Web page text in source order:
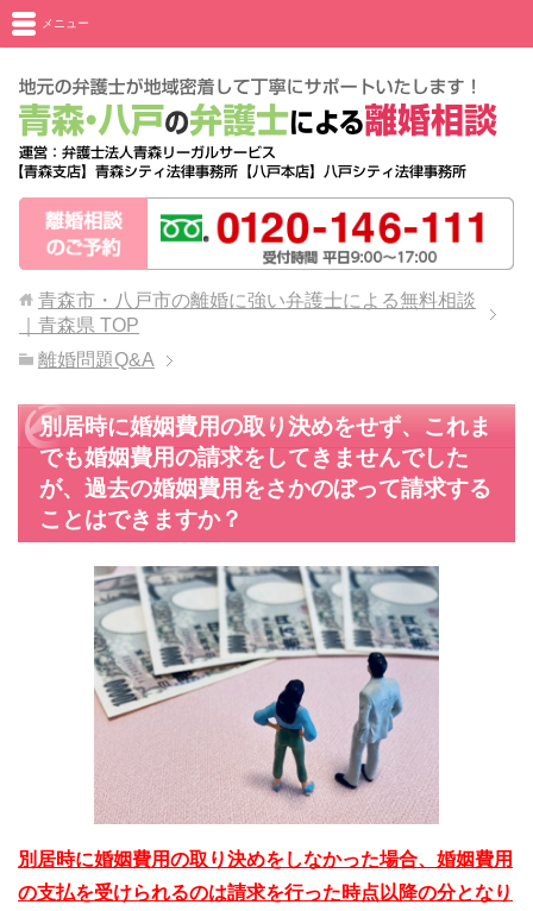
メニュー
青森市・八戸市の離婚に強い弁護士による無料相談
｜青森県 TOP
離婚問題Q&A
別居時に婚姻費用の取り決めをせず、これま
でも婚姻費用の請求をしてきませんでした
が、過去の婚姻費用をさかのぼって請求する
ことはできますか？
別居時に婚姻費用の取り決めをしなかった場合、婚姻費用
の支払を受けられるのは請求を行った時点以降の分となり